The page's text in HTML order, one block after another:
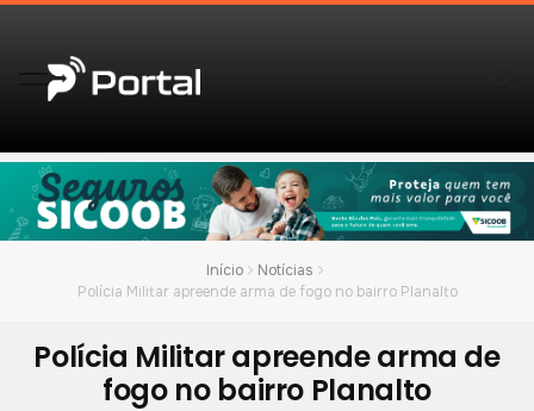
Início
Notícias
Polícia Militar apreende arma de fogo no bairro Planalto
Polícia Militar apreende arma de
fogo no bairro Planalto